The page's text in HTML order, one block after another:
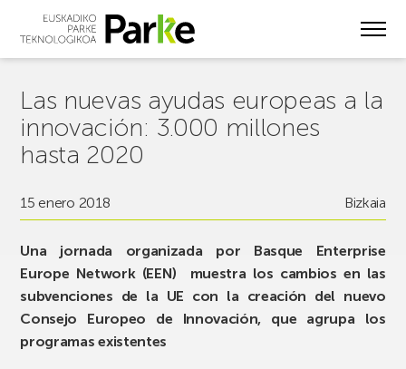
Las nuevas ayudas europeas a la
innovación: 3.000 millones
hasta 2020
15 enero 2018 Bizkaia
Una jornada organizada por Basque Enterprise
Europe Network (EEN) muestra los cambios en las
subvenciones de la UE con la creación del nuevo
Consejo Europeo de Innovación, que agrupa los
programas existentes